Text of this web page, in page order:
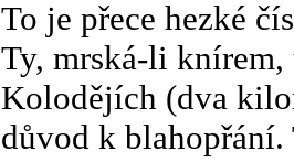
To je přece hezké
Ty, mrská-li
Kolodějích (dva
důvod k